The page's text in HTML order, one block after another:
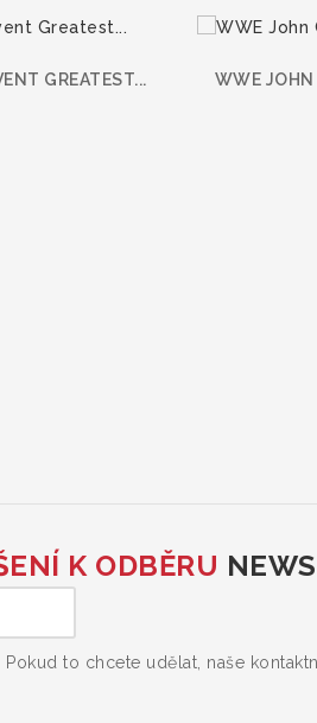
GREATEST... WWE JOHN
K ODBĚRU
to chcete udělat, naše